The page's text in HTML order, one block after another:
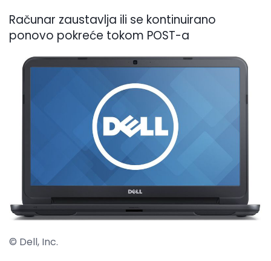
Računar zaustavlja ili se kontinuirano
ponovo pokreće tokom POST-a
© Dell, Inc.